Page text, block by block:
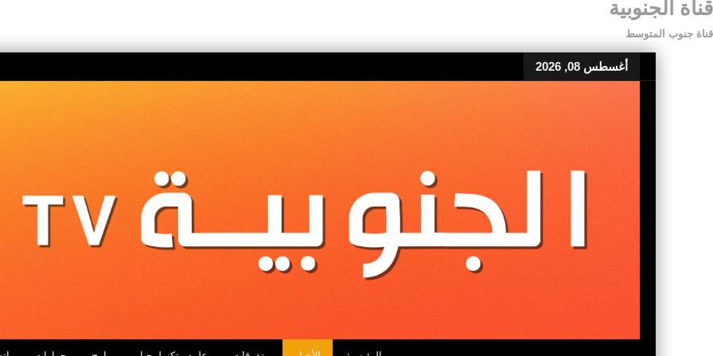
قناة الجنوبية
قناة جنوب المتوسط
أغسطس 08, 2026